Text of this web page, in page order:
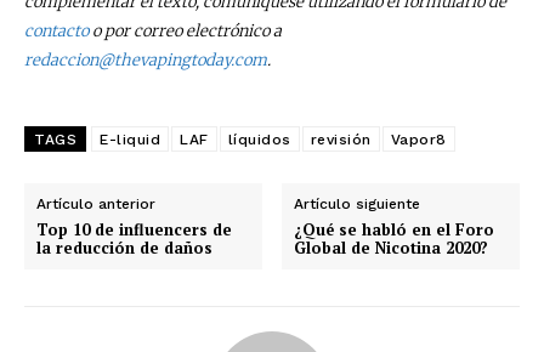
contactoo por correo electrónico a
redaccion@thevapingtoday.com.
TAGS E-liquid LAF líquidos revisión Vapor8
Artículo anterior
Top 10 de influencers de
la reducción de daños
Artículo siguiente
¿Qué se habló en el Foro
Global de Nicotina 2020?